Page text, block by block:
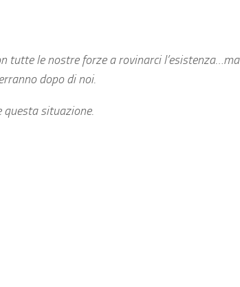
tutte le nostre forze a rovinarci l’esistenza…ma
dopo di noi.
questa situazione.